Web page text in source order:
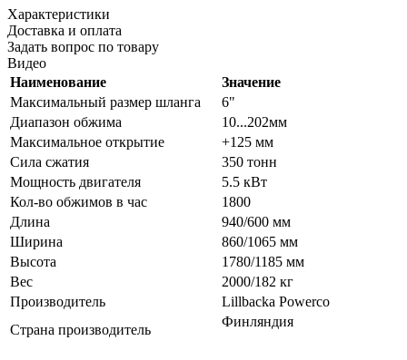
Характеристики
Доставка и оплата
Задать вопрос по товару
Видео
Наименование
Значение
Максимальный размер шланга
6"
Диапазон обжима
10...202мм
Максимальное открытие
+125 мм
Сила сжатия
350 тонн
Мощность двигателя
5.5 кВт
Кол-во обжимов в час
1800
Длина
940/600 мм
Ширина
860/1065 мм
Высота
1780/1185 мм
Вес
2000/182 кг
Производитель
Lillbacka Powerco
Страна производитель
Финляндия